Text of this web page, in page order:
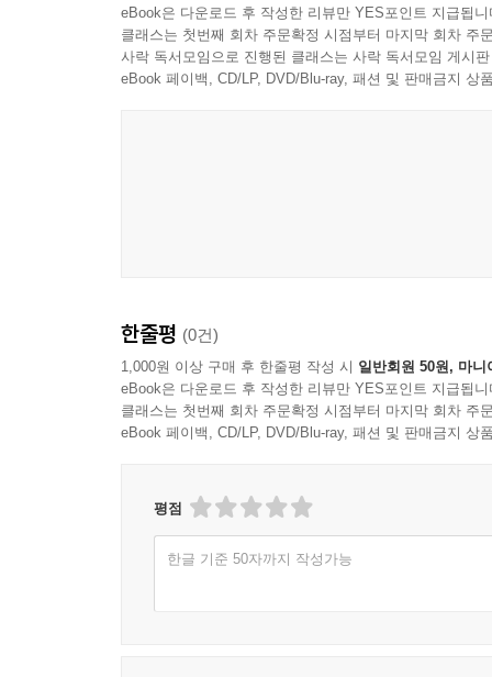
eBook은 다운로드 후 작성한 리뷰만 YES포인트 지급됩니
클래스는 첫번째 회차 주문확정 시점부터 마지막 회차 주
사락 독서모임으로 진행된 클래스는 사락 독서모임 게시
eBook 페이백, CD/LP, DVD/Blu-ray, 패션 및 판매금지 상
한줄평 (0건)
1,000원 이상 구매 후 한줄평 작성 시 일반회원 50원, 마니
eBook은 다운로드 후 작성한 리뷰만 YES포인트 지급됩니
클래스는 첫번째 회차 주문확정 시점부터 마지막 회차 주
eBook 페이백, CD/LP, DVD/Blu-ray, 패션 및 판매금지 상
평점
한글 기준 50자까지 작성가능